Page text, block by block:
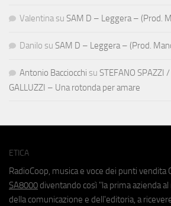
Valentina su SAM D – Leggera – (Prod.
Danilo su SAM D – Leggera – (Prod.
Antonio Bacciocchi su STEFANO SPAZZI
GALLUZZI – Una rotonda per amare
ETICA
RadioCoop, musica e voce dei punti vendita
SA8000 diventando così "la prima azienda
della comunicazione e dell'editoria, a